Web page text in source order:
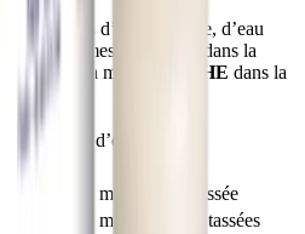
quantités d’eau refroidie, d’eau
la mesure fournie dans la
la mesure
SÈCHE dans la
— Mode d’emploi
1 mesure rase tassée
2 mesures rases tassées